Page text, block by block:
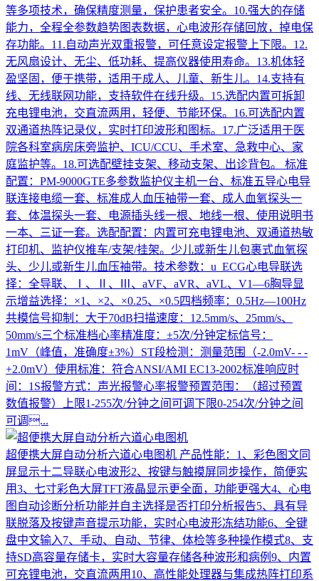
等多项技术，确保精度测量，保护患者安全。10.强大的存储
能力，全程全参数趋势图表数据，心电波形存储回放，掉电保
存功能。11.自动声光双重报警，可任意设定报警上下限。12.
无风扇设计、无尘、低功耗、提高仪器使用寿命。13.机体轻
盈坚固，便于携带，适用于成人、儿童、新生儿。14.支持有
线、无线联网功能，支持软件在线升级。15.选配内置可拆卸
充电锂电池，交直流两用，轻便、节能环保。16.可选配内置
双通道热阵记录仪，实时打印波形和图标。17.广泛适用于医
院各科室病房床旁监护、ICU/CCU、手术室、急救中心、家
庭监护等。18.可选配壁挂支架、移动支架、出诊背包。 标准
配置：PM-9000GTE多参数监护仪主机一台、标准五导心电导
联连接电缆一套、标准成人血压袖带一套、成人血氧探头一
套、体温探头一套、电源插头线一根、地线一根、使用说明书
一本、三证一套。选配配置：内置可充电锂电池、双通道热敏
打印机、监护仪推车/支架/挂架。少儿或新生儿包裹式血氧探
头、少儿或新生儿血压袖带。技术参数：u ECG心电导联选
择：全导联、Ⅰ、Ⅱ、Ⅲ、aVF、aVR、aVL、V1—6胸导显
示增益选择：×1、×2、×0.25、×0.5四档频率：0.5Hz—100Hz
共模信号抑制：大于70dB扫描速度：12.5mm/s、25mm/s、
50mm/s三个标准档心率精准度：±5次/分钟定标信号：
1mV（峰值，准确度±3%）ST段检测：测量范围（-2.0mV- - -
+2.0mV）使用标准：符合ANSI/AMI EC13-2002标准响应时
间：1S报警方式：声光报警心率报警预置范围：（超过预置
数值报警）上限1-255次/分钟之间可调下限0-254次/分钟之间
可调...
超便携大屏自动分析六道心电图机 产品性能：1、彩色图文同
屏显示十二导联心电波形2、按键与触摸屏同步操作，简便实
用3、七寸彩色大屏TFT液晶显示更全面，功能更强大4、心电
图自动诊断分析功能并自主选择是否打印分析报告5、具有导
联脱落及按键声音提示功能，实时心电波形冻结功能6、全键
盘中文输入7、手动、自动、节律、体检等多种操作模式8、支
持SD高容量存储卡，实时大容量存储各种波形和病例9、内置
可充锂电池，交直流两用10、高性能处理器与集成热阵打印系